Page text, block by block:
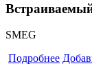
SMEG
Подробнее